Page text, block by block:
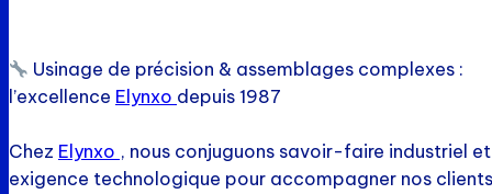
Usinage de précision & assemblages complexes :
l’excellence Elynxo depuis 1987
Chez Elynxo , nous conjuguons savoir-faire industriel et
exigence technologique pour accompagner nos clients